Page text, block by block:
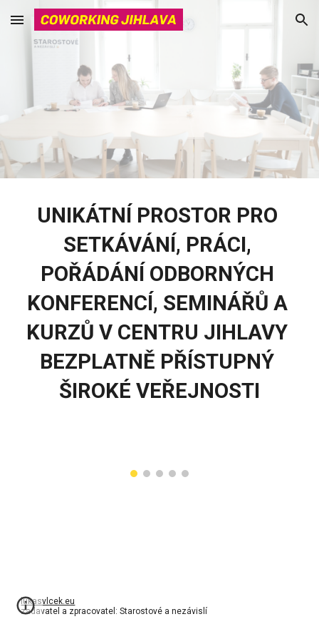
Skip to main content Skip to navigation
UNIKÁTNÍ PROSTOR PRO
SETKÁVÁNÍ, PRÁCI,
POŘÁDÁNÍ ODBORNÝCH
KONFERENCÍ, SEMINÁŘŮ A
KURZŮ V CENTRU JIHLAVY
BEZPLATNĚ PŘÍSTUPNÝ
ŠIROKÉ VEŘEJNOSTI
lukasvlcek.eu
zadavatel a zpracovatel: Starostové a nezávislí